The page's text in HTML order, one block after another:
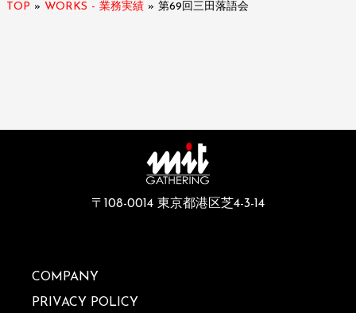
TOP » WORKS - 業務実績 » 第69回三田落語会
〒108-0014 東京都港区芝4-3-14
COMPANY
PRIVACY POLICY